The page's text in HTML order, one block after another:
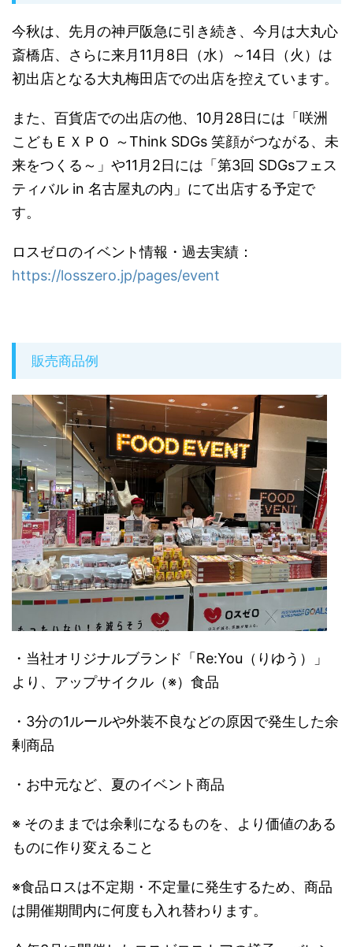
今秋は、先月の神戸阪急に引き続き、今月は大丸心
斎橋店、さらに来月11月8日（水）～14日（火）は
初出店となる大丸梅田店での出店を控えています。
また、百貨店での出店の他、10月28日には「咲洲
こどもＥＸＰＯ ～Think SDGs 笑顔がつながる、未
来をつくる～」や11月2日には「第3回 SDGsフェス
ティバル in 名古屋丸の内」にて出店する予定で
す。
ロスゼロのイベント情報・過去実績：
https://losszero.jp/pages/event
販売商品例
・当社オリジナルブランド「Re:You（りゆう）」
より、アップサイクル（※）食品
・3分の1ルールや外装不良などの原因で発生した余
剰商品
・お中元など、夏のイベント商品
※ そのままでは余剰になるものを、より価値のある
ものに作り変えること
※食品ロスは不定期・不定量に発生するため、商品
は開催期間内に何度も入れ替わります。